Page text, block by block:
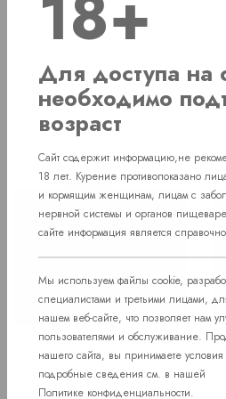
В наличии
Price
605 руб.
Шило для табака Scull1
В наличии
Для доступа на
необходимо
возраст
Сайт содержит информацию,не
18 лет. Курение противопоказано
и кормящим женщинам, лицам с
нервной системы и органов
сайте информация является
Мы используем файлы cookie,
специалистами и третьими лицами,
нашем веб-сайте, что позволяет нам
пользователями и обслуживание.
нашего сайта, вы принимаете
подробные сведения см. в нашей
Политике конфиденциальности.